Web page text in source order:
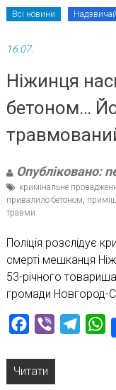
Всі новини
16.07.
Ніжинця
бетоном…
Опубліковано:
кримінальне
привалило бетоном,
травми
Поліція розслідує
смерті мешканця
53-річного
громади Новгород-
Facebook
Viber
Читати